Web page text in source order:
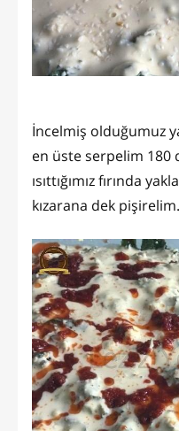
İncelmiş olduğumuz
en üste serpelim 180
ısıttığımız fırında
kızarana dek pişirelim.